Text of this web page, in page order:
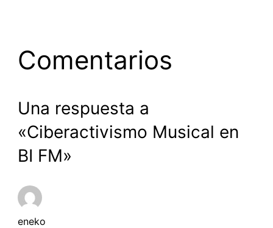
Comentarios
Una respuesta a
«Ciberactivismo Musical en
BI FM»
eneko